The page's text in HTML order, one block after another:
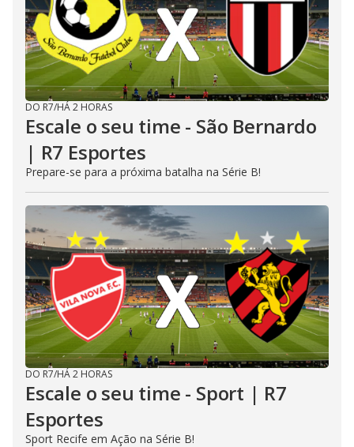
DO R7/HÁ 2 HORAS
Escale o seu time - São Bernardo
| R7 Esportes
Prepare-se para a próxima batalha na Série B!
DO R7/HÁ 2 HORAS
Escale o seu time - Sport | R7
Esportes
Sport Recife em Ação na Série B!